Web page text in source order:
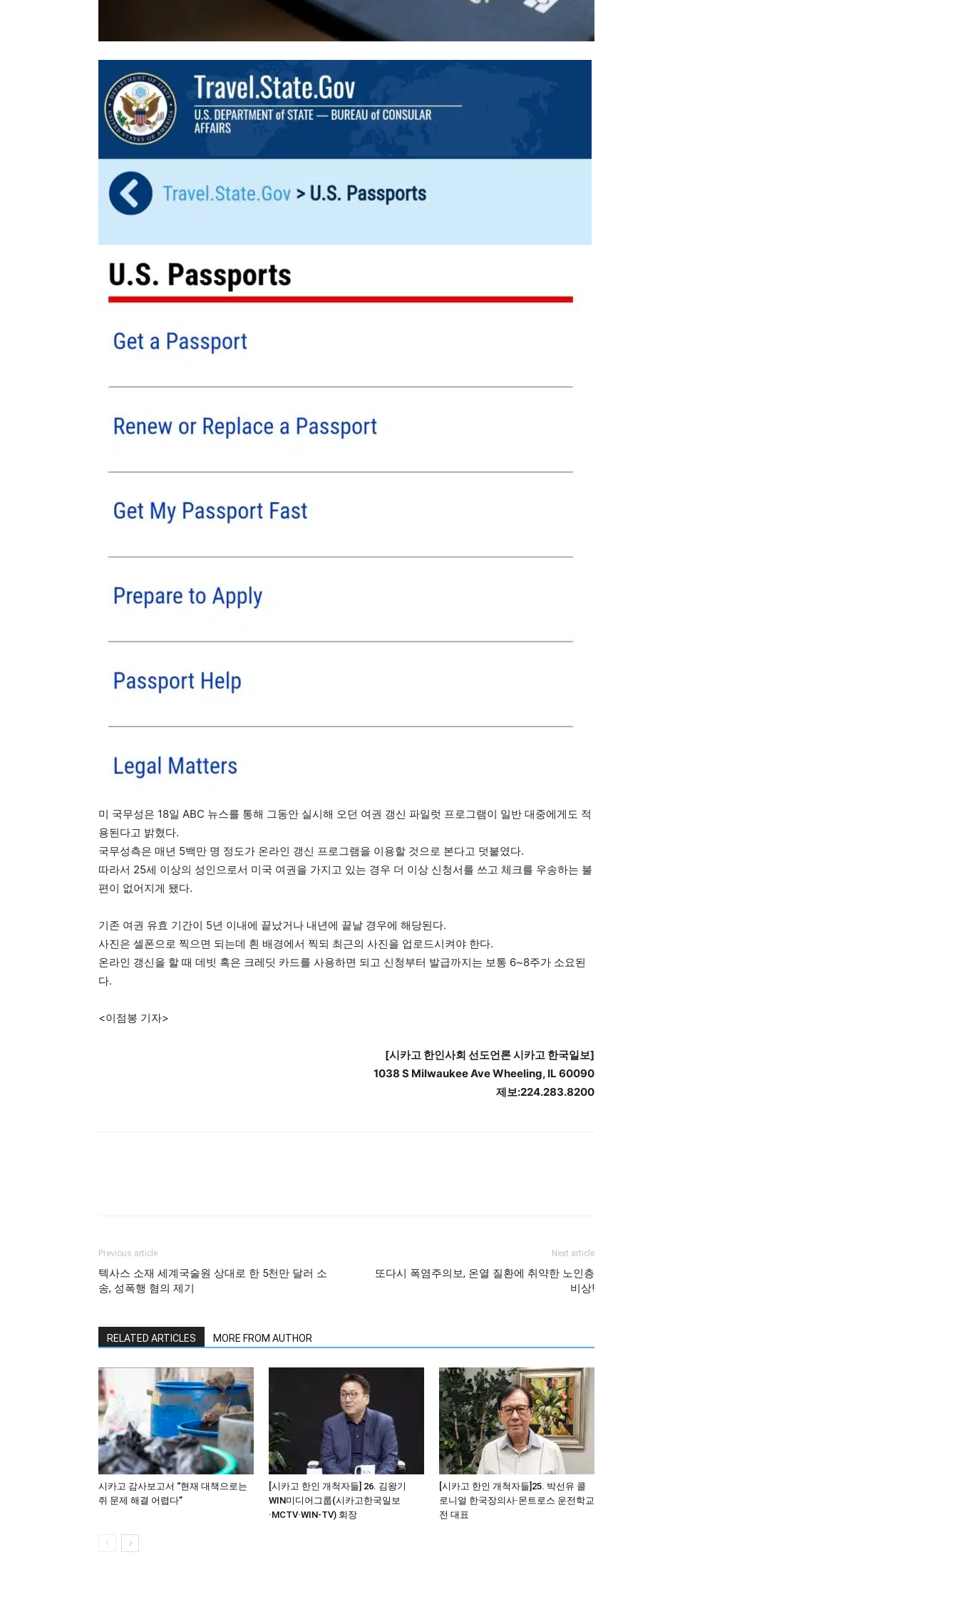
미 국무성은 18일 ABC 뉴스를 통해 그동안 실시해 오던 여권 갱신 파일럿 프로그램이 일반 대중에게도 적
용된다고 밝혔다.
국무성측은 매년 5백만 명 정도가 온라인 갱신 프로그램을 이용할 것으로 본다고 덧붙였다.
따라서 25세 이상의 성인으로서 미국 여권을 가지고 있는 경우 더 이상 신청서를 쓰고 체크를 우송하는 불
편이 없어지게 됐다.
기존 여권 유효 기간이 5년 이내에 끝났거나 내년에 끝날 경우에 해당된다.
사진은 셀폰으로 찍으면 되는데 흰 배경에서 찍되 최근의 사진을 업로드시켜야 한다.
온라인 갱신을 할 때 데빗 혹은 크레딧 카드를 사용하면 되고 신청부터 발급까지는 보통 6~8주가 소요된
다.
<이점봉 기자>
[시카고 한인사회 선도언론시카고 한국일보]
1038 S Milwaukee Ave Wheeling, IL 60090
제보:224.283.8200
Previous article
텍사스 소재 세계국술원 상대로 한 5천만 달러 소
송, 성폭행 혐의 제기
Next article
또다시 폭염주의보, 온열 질환에 취약한 노인층
비상!
RELATED ARTICLES MORE FROM AUTHOR
시카고 감사보고서 “현재 대책으로는
쥐 문제 해결 어렵다”
[시카고 한인 개척자들] 26. 김왕기
WIN미디어그룹(시카고한국일보
·MCTV·WIN-TV) 회장
[시카고 한인 개척자들]25. 박선유 콜
로니얼 한국장의사·몬트로스 운전학교
전 대표